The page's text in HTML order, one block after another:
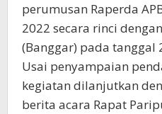
perumusan Raperda
2022 secara rinci
(Banggar) pada tanggal
Usai penyampaian
kegiatan dilanjutkan
berita acara Rapat